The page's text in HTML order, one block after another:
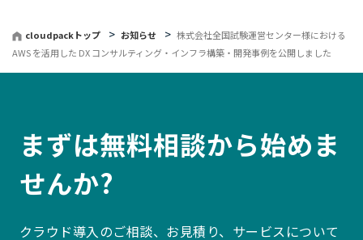
cloudpackトップ お知らせ
株式会社全国試験運営センター様における
AWS を活用した DX コンサルティング・インフラ構築・開発事例を公開しました
まずは無料相談から始めま
せんか?
クラウド導入のご相談、お見積り、サービスについて